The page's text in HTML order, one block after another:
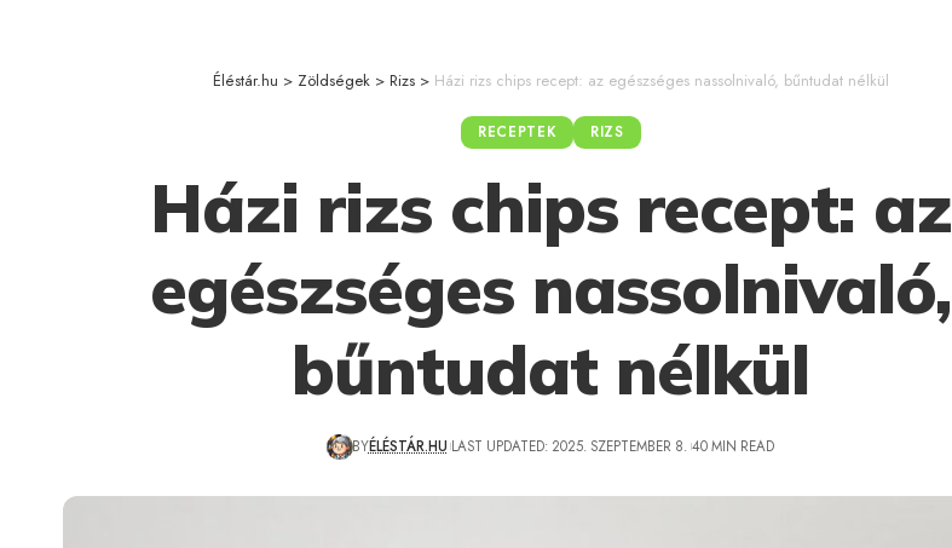
Éléstár.hu > Zöldségek> Rizs> Házi rizs chips recept: az egészséges nassolnivaló, bűntudat nélkül
RECEPTEK RIZS
Házi rizs chips recept: az
egészséges nassolnivaló,
bűntudat nélkül
BYÉLÉSTÁR.HU LAST UPDATED: 2025. SZEPTEMBER 8. 40 MIN READ